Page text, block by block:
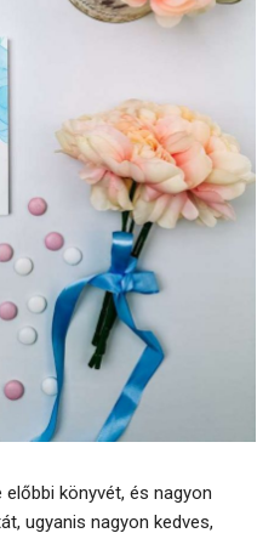
könyvét, és nagyon
ugyanis nagyon kedves,